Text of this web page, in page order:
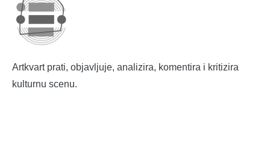
Artkvart prati, objavljuje, analizira, komentira i kritizira
kulturnu scenu.